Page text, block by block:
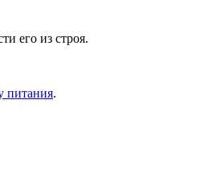
его из строя.
питания.